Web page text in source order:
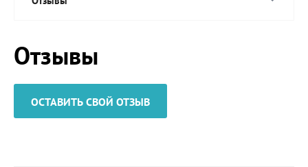
Отзывы
ОСТАВИТЬ СВОЙ ОТЗЫВ